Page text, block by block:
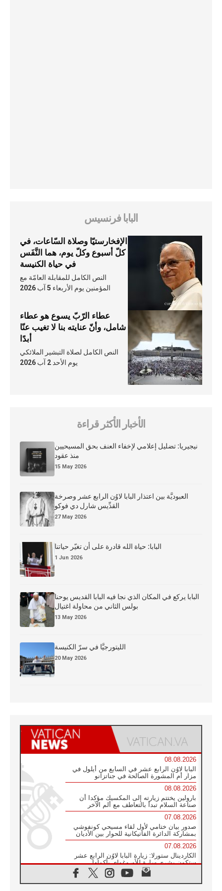
البابا فرنسيس
الإفخارستيّا وصلاة السّاعات، في
كلّ أسبوع وكلّ يوم، هما النَّفَس
في حياة الكنيسة
النص الكامل للمقابلة العامّة مع
المؤمنين يوم الأربعاء 5 آب 2026
عطاء الرّبّ يسوع هو عطاء
شامل، وأنّ عنايته بنا لا تغيب عنّا
أبدًا
النص الكامل لصلاة التبشير الملائكي
يوم الأحد 2 آب 2026
الأخبار الأكثر قراءة
نيجيريا: تضليل إعلامي لإخفاء العنف بحق المسيحيين
منذ عقود
15 May 2026
العبوديَّة بين اعتذار البابا لاوُن الرابع عشر وصرخة
القدِّيس شارل دي فوكو
27 May 2026
البابا: حياة الله قادرة على أن تغيّر حياتنا
1 Jun 2026
البابا يركع في المكان الذي نجا فيه البابا القديس يوحنا
بولس الثاني من محاولة اغتيال
13 May 2026
الليتورجيَّا في سرّ الكنيسة
20 May 2026
08.08.2026
البابا لاوُن الرابع عشر في السابع من أيلول في
مزار أم المشورة الصالحة في جناتزانو
08.08.2026
بارولين يختتم زيارته إلى المكسيك مؤكدا أن
صناعة السلام تبدأ بالتعاطف مع ألم الآخر
07.08.2026
صدور بيان ختامي لأول لقاء مسيحي كونفوشي
بمشاركة الدائرة الفاتيكانية للحوار بين الأديان
07.08.2026
الكاردينال ستورلا: زيارة البابا لاوُن الرابع عشر
ستكون بشرى سارة للأوروغواي بأكملها
الفاتيكان يعلن برنامج الزيارة الرسولية للبابا لاوُن